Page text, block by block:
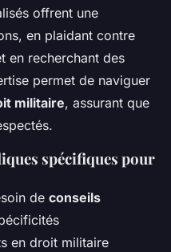
offrent une
en plaidant contre
en recherchant des
permet de naviguer
militaire, assurant que
spécifiques pour
de conseils
en droit militaire